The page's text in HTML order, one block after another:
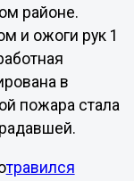
районе.
и ожоги рук 1
в
пожара стала
травился